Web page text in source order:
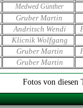
Medwed Günther
Gruber Martin
Andritsch Wendi
Klicnik Wolfgang
Gruber Martin
Gruber Martin
Fotos von